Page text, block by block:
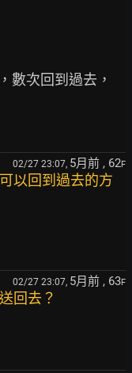
數次回到過去，
02/27 23:07, 5月前 , 62F
以回到過去的方
02/27 23:07, 5月前 , 63F
回去？